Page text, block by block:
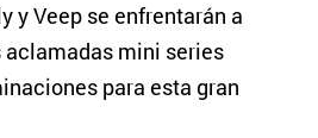
y Veep se enfrentarán a
aclamadas mini series
para esta gran